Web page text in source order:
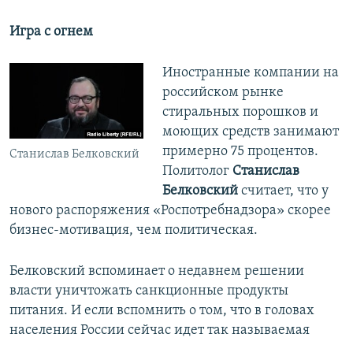
Игра с огнем
Станислав Белковский
Иностранные компании на
российском рынке
стиральных порошков и
моющих средств занимают
примерно 75 процентов.
Политолог Станислав
Белковскийсчитает, что у
нового распоряжения «Роспотребнадзора» скорее
бизнес-мотивация, чем политическая.
Белковский вспоминает о недавнем решении
власти уничтожать санкционные продукты
питания. И если вспомнить о том, что в головах
населения России сейчас идет так называемая